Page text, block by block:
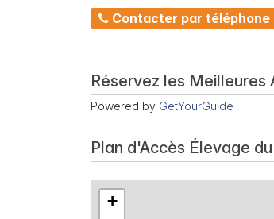
Contacter par téléphone
Réservez les Meilleures
Powered by GetYourGuide
Plan d'Accès Élevage
+